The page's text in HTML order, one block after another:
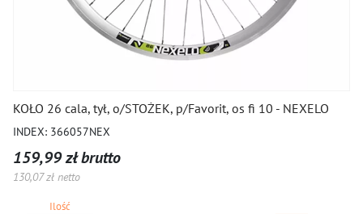
KOŁO 26 cala, tył, o/STOŻEK, p/Favorit, os fi 10 - NEXELO
INDEX: 366057NEX
159,99 zł brutto
130,07 zł netto
Ilość